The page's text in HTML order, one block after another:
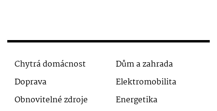
Chytrá domácnost
Dům a zahrada
Doprava
Elektromobilita
Obnovitelné zdroje
Energetika